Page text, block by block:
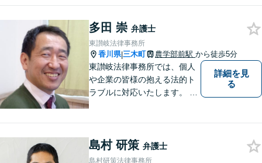
い。少しでもお役に立てるよ
う全力でサポートいたしま
す。
多田 崇 弁護士
東讃岐法律事務所
香川県|三木町 農学部前駅 から徒歩5分
東讃岐法律事務所では、個人
や企業の皆様の抱える法的ト
ラブルに対応いたします。 高
詳細を見
る
島村 研策 弁護士
島村研策法律事務所